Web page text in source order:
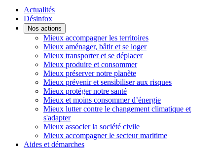
Actualités
Désinfox
Nos actions
Mieux accompagner les territoires
Mieux aménager, bâtir et se loger
Mieux transporter et se déplacer
Mieux produire et consommer
Mieux préserver notre planète
Mieux prévenir et sensibiliser aux risques
Mieux protéger notre santé
Mieux et moins consommer d’énergie
Mieux lutter contre le changement climatique et
s'adapter
Mieux associer la société civile
Mieux accompagner le secteur maritime
Aides et démarches